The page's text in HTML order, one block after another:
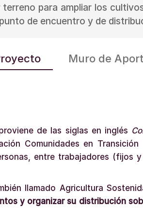
terreno para ampliar los
de encuentro y de
Muro de
de las siglas en inglés
Comunidades en
entre trabajadores (fijos
llamado Agricultura
y organizar su distribución